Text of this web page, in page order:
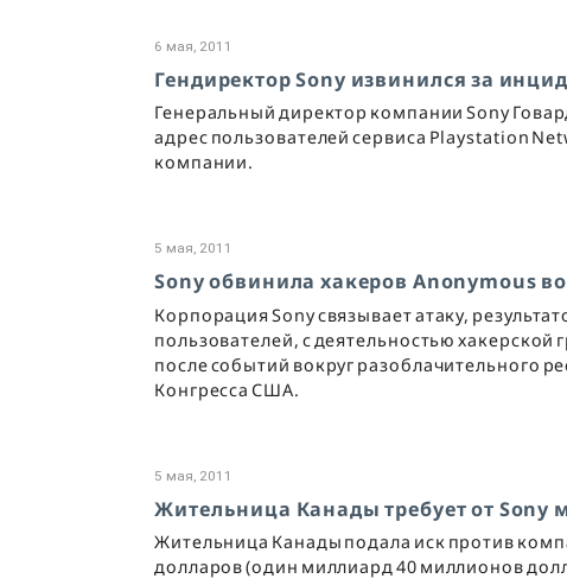
6 мая, 2011
Гендиректор Sony извинился за
Генеральный директор компании Sony
адрес пользователей сервиса Playstation
компании.
5 мая, 2011
Sony обвинила хакеров Anonymous
Корпорация Sony связывает атаку,
пользователей, с деятельностью
после событий вокруг разоблачительного
Конгресса США.
5 мая, 2011
Жительница Канады требует от Sony
Жительница Канады подала иск против
долларов (один миллиард 40 миллионов